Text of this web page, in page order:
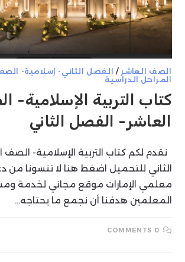
الصف العاشر / الفصل الثاني- إسلامية-
المراحل الدراسية
كتاب التربية الإسلامية-
العاشر- الفصل الثاني
نقدم لكم كتاب التربية الإسلامية-
الثاني للتحميل اضغط هنا لا تنسونا من
معلمي الإمارات موقع مجاني لخدمة
المعلمين هدفنا أن نجمع ما يحتاجه…
0 COMMENTS